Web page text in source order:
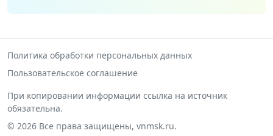
Политика обработки персональных данных
Пользовательское соглашение
При копировании информации ссылка на источник
обязательна.
© 2026 Все права защищены, vnmsk.ru.